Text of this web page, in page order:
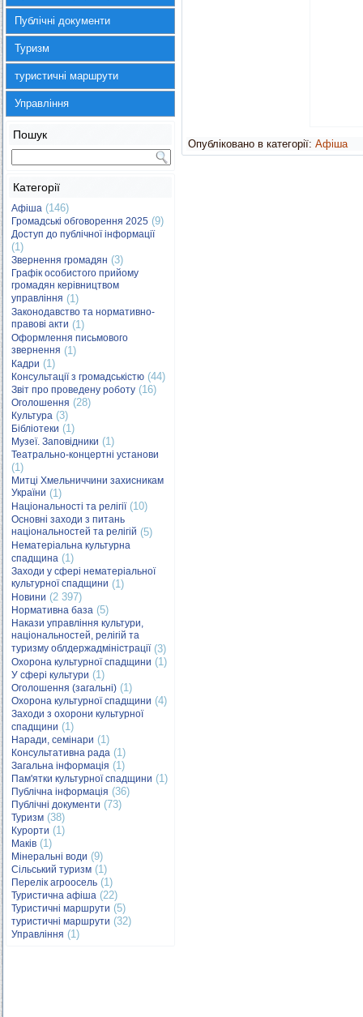
Публічні документи
Туризм
туристичні маршрути
Управління
Пошук
Категорії
Афіша (146)
Громадські обговорення 2025 (9)
Доступ до публічної інформації
(1)
Звернення громадян (3)
Графік особистого прийому
громадян керівництвом
управління (1)
Законодавство та нормативно-
правові акти (1)
Оформлення письмового
звернення (1)
Кадри (1)
Консультації з громадськістю (44)
Звіт про проведену роботу (16)
Оголошення (28)
Культура (3)
Бібліотеки (1)
Музеї. Заповідники (1)
Театрально-концертні установи
(1)
Митці Хмельниччини захисникам
України (1)
Національності та релігії(10)
Основні заходи з питань
національностей та релігій (5)
Нематеріальна культурна
спадщина (1)
Заходи у сфері нематеріальної
культурної спадщини (1)
Новини (2 397)
Нормативна база (5)
Накази управління культури,
національностей, релігій та
туризму облдержадміністрації(3)
Охорона культурної спадщини (1)
У сфері культури (1)
Оголошення (загальні) (1)
Охорона культурної спадщини (4)
Заходи з охорони культурної
спадщини (1)
Наради, семінари (1)
Консультативна рада (1)
Загальна інформація (1)
Пам'ятки культурної спадщини (1)
Публічна інформація (36)
Публічні документи (73)
Туризм (38)
Курорти (1)
Маків (1)
Мінеральні води (9)
Сільський туризм (1)
Перелік агроосель (1)
Туристична афіша (22)
Туристичні маршрути (5)
туристичні маршрути (32)
Управління (1)
Опубліковано в категорії: Афіша